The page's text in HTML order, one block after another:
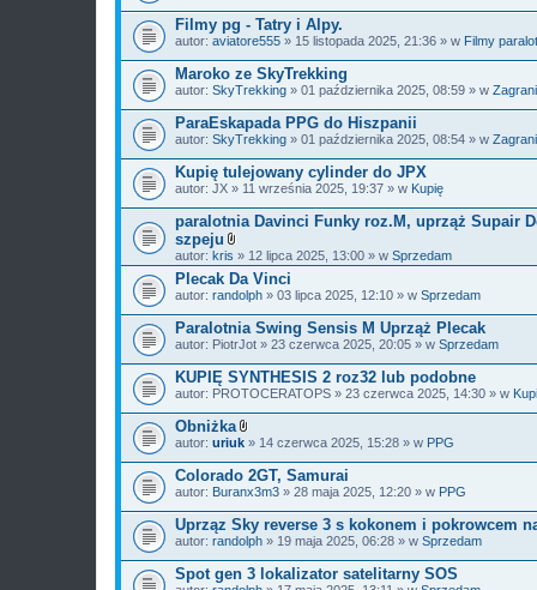
Filmy pg - Tatry i Alpy.
autor: aviatore555 » 15 listopada 2025, 21:36 » w Filmy
Maroko ze SkyTrekking
autor: SkyTrekking » 01 października 2025, 08:59 » w
ParaEskapada PPG do Hiszpanii
autor: SkyTrekking » 01 października 2025, 08:54 » w
Kupię tulejowany cylinder do JPX
autor: JX » 11 września 2025, 19:37 » w Kupię
paralotnia Davinci Funky roz.M, uprząż Supair
szpeju
Z
a
ł
ą
z
n
k
i
autor: kris » 12 lipca 2025, 13:00 » w Sprzedam
Plecak Da Vinci
autor: randolph » 03 lipca 2025, 12:10 » w Sprzedam
Paralotnia Swing Sensis M Uprząż Plecak
autor: PiotrJot » 23 czerwca 2025, 20:05 » w Sprzedam
KUPIĘ SYNTHESIS 2 roz32 lub podobne
autor: PROTOCERATOPS » 23 czerwca 2025, 14:30 » w
Obniżka
Z
ł
ą
c
z
n
i
i
autor: uriuk » 14 czerwca 2025, 15:28 » w PPG
Colorado 2GT, Samurai
autor: Buranx3m3 » 28 maja 2025, 12:20 » w PPG
Uprząz Sky reverse 3 s kokonem i pokrowcem
autor: randolph » 19 maja 2025, 06:28 » w Sprzedam
Spot gen 3 lokalizator satelitarny SOS